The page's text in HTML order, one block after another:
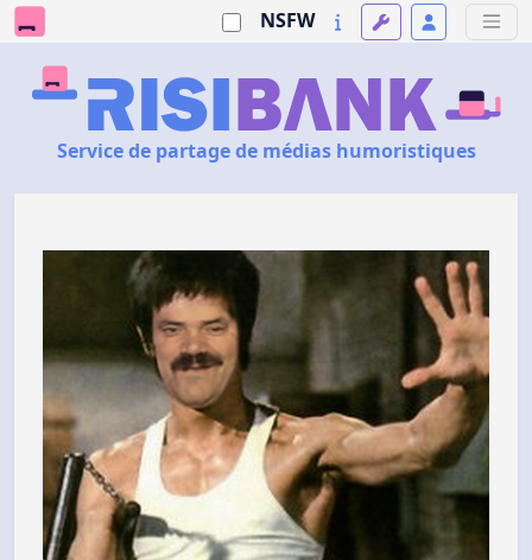
NSFW
Service de partage de médias humoristiques